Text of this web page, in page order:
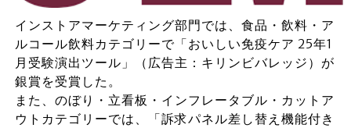
インストアマーケティング部門では、食品・飲料・ア
ルコール飲料カテゴリーで「おいしい免疫ケア 25年1
月受験演出ツール」（広告主：キリンビバレッジ）が
銀賞を受賞した。
また、のぼり・立看板・インフレータブル・カットア
ウトカテゴリーでは、「訴求パネル差し替え機能付き